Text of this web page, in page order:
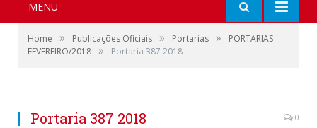
MENU
Home » Publicações Oficiais » Portarias »
PORTARIAS
FEVEREIRO/2018 » Portaria 387 2018
Portaria 387 2018 0